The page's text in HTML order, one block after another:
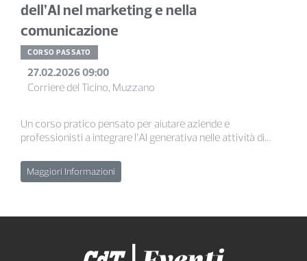
dell’AI nel marketing e nella
comunicazione
CORSO PASSATO
27.02.2026 09:00
Corriere del Ticino, Muzzano
Un corso pratico pensato per aiutare aziende e
professionisti a integrare l’AI generativa nelle attività di
contenuti e visibilità online.
Maggiori Informazioni